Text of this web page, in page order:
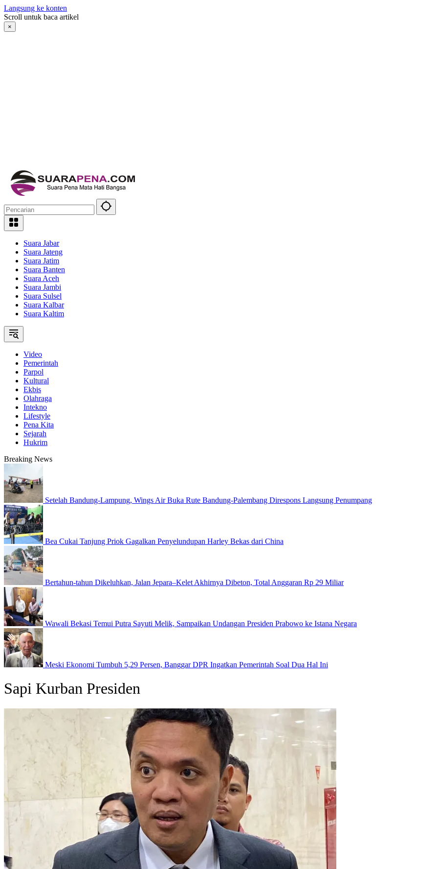
Langsung ke konten
Scroll untuk baca artikel
×
Suara Jabar
Suara Jateng
Suara Jatim
Suara Banten
Suara Aceh
Suara Jambi
Suara Sulsel
Suara Kalbar
Suara Kaltim
Video
Pemerintah
Parpol
Kultural
Ekbis
Olahraga
Intekno
Lifestyle
Pena Kita
Sejarah
Hukrim
Breaking News
Setelah Bandung-Lampung, Wings Air Buka Rute Bandung-Palembang Direspons Langsung Penumpang
Bea Cukai Tanjung Priok Gagalkan Penyelundupan Harley Bekas dari China
Bertahun-tahun Dikeluhkan, Jalan Jepara–Kelet Akhirnya Dibeton, Total Anggaran Rp 29 Miliar
Wawali Bekasi Temui Putra Sayuti Melik, Sampaikan Undangan Presiden Prabowo ke Istana Negara
Meski Ekonomi Tumbuh 5,29 Persen, Banggar DPR Ingatkan Pemerintah Soal Dua Hal Ini
Sapi Kurban Presiden